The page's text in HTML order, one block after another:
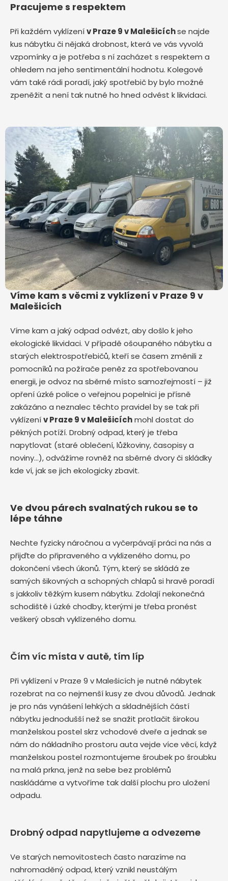
Pracujeme s respektem
Při každém vyklízenív Praze 9 v Malešicíchse najde
kus nábytku či nějaká drobnost, která ve vás vyvolá
vzpomínky a je potřeba s ní zacházet s respektem a
ohledem na jeho sentimentální hodnotu. Kolegové
vám také rádi poradí, jaký spotřebič by bylo možné
zpeněžit a není tak nutné ho hned odvést k likvidaci.
Víme kam s věcmi z vyklízení v Praze 9 v
Malešicích
Víme kam a jaký odpad odvézt, aby došlo k jeho
ekologické likvidaci. V případě ošoupaného nábytku a
starých elektrospotřebičů, kteří se časem změnili z
pomocníků na požírače peněz za spotřebovanou
energii, je odvoz na sběrné místo samozřejmostí – již
opření úzké police o veřejnou popelnici je přísně
zakázáno a neznalec těchto pravidel by se tak při
vyklízenív Praze 9 v Malešicíchmohl dostat do
pěkných potíží. Drobný odpad, který je třeba
napytlovat (staré oblečení, lůžkoviny, časopisy a
noviny…), odvážíme rovněž na sběrné dvory či skládky
kde ví, jak se jich ekologicky zbavit.
Ve dvou párech svalnatých rukou se to
lépe táhne
Nechte fyzicky náročnou a vyčerpávají práci na nás a
přijďte do připraveného a vyklizeného domu, po
dokončení všech úkonů. Tým, který se skládá ze
samých šikovných a schopných chlapů si hravě poradí
s jakkoliv těžkým kusem nábytku. Zdolají nekonečná
schodiště i úzké chodby, kterými je třeba pronést
veškerý obsah vyklízeného domu.
Čím víc místa v autě, tím líp
Při vyklízení v Praze 9 v Malešicích je nutné nábytek
rozebrat na co nejmenší kusy ze dvou důvodů. Jednak
je pro nás vynášení lehkých a skladnějších částí
nábytku jednodušší než se snažit protlačit širokou
manželskou postel skrz vchodové dveře a jednak se
nám do nákladního prostoru auta vejde více věcí, když
manželskou postel rozmontujeme šroubek po šroubku
na malá prkna, jenž na sebe bez problémů
naskládáme a vytvoříme tak další plochu pro uložení
odpadu.
Drobný odpad napytlujeme a odvezeme
Ve starých nemovitostech často narazíme na
nahromaděný odpad, který vznikl neustálým